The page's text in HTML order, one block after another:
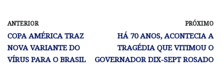
ANTERIOR
COPA AMÉRICA TRAZ
NOVA VARIANTE DO
VÍRUS PARA O BRASIL
PRÓXIMO
HÁ 70 ANOS, ACONTECIA A
TRAGÉDIA QUE VITIMOU O
GOVERNADOR DIX-SEPT ROSADO